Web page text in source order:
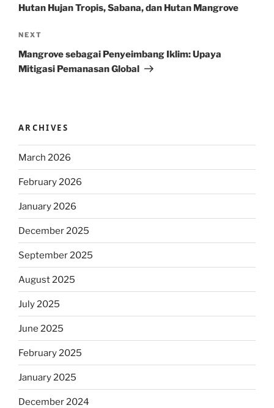
Hutan Hujan Tropis, Sabana, dan Hutan Mangrove
Next
Post
NEXT
Mangrove sebagai Penyeimbang Iklim: Upaya
Mitigasi Pemanasan Global
ARCHIVES
March 2026
February 2026
January 2026
December 2025
September 2025
August 2025
July 2025
June 2025
February 2025
January 2025
December 2024